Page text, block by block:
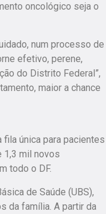
oncológico seja o
num processo de
efetivo, perene,
do Distrito Federal”,
maior a chance
fila única para pacientes
1,3 mil novos
todo o DF.
de Saúde (UBS),
da família. A partir da